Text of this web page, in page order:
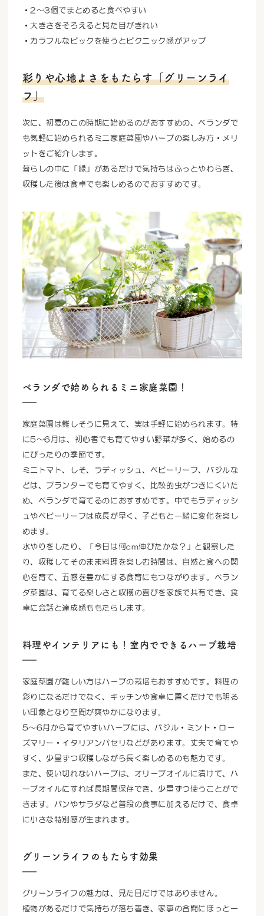
・2～3個でまとめると食べやすい
・大きさをそろえると見た目がきれい
・カラフルなピックを使うとピクニック感がアップ
彩りや心地よさをもたらす「グリーンライ
フ」
次に、初夏のこの時期に始めるのがおすすめの、ベランダで
も気軽に始められるミニ家庭菜園やハーブの楽しみ方・メリ
ットをご紹介します。
暮らしの中に「緑」があるだけで気持ちはふっとやわらぎ、
収穫した後は食卓でも楽しめるのでおすすめです。
ベランダで始められるミニ家庭菜園！
家庭菜園は難しそうに見えて、実は手軽に始められます。特
に5～6月は、初心者でも育てやすい野菜が多く、始めるの
にぴったりの季節です。
ミニトマト、しそ、ラディッシュ、ベビーリーフ、バジルな
どは、プランターでも育てやすく、比較的虫がつきにくいた
め、ベランダで育てるのにおすすめです。中でもラディッシ
ュやベビーリーフは成長が早く、子どもと一緒に変化を楽し
めます。
水やりをしたり、「今日は何cm伸びたかな？」と観察した
り、収穫してそのまま料理を楽しむ時間は、自然と食への関
心を育て、五感を豊かにする食育にもつながります。ベラン
ダ菜園は、育てる楽しさと収穫の喜びを家族で共有でき、食
卓に会話と達成感ももたらします。
料理やインテリアにも！室内でできるハーブ栽培
家庭菜園が難しい方はハーブの栽培もおすすめです。料理の
彩りになるだけでなく、キッチンや食卓に置くだけでも明る
い印象となり空間が爽やかになります。
5～6月から育てやすいハーブには、バジル・ミント・ロー
ズマリー・イタリアンパセリなどがあります。丈夫で育てや
すく、少量ずつ収穫しながら長く楽しめるのも魅力です。
また、使い切れないハーブは、オリーブオイルに漬けて、ハ
ーブオイルにすれば長期間保存でき、少量ずつ使うことがで
きます。パンやサラダなど普段の食事に加えるだけで、食卓
に小さな特別感が生まれます。
グリーンライフのもたらす効果
グリーンライフの魅力は、見た目だけではありません。
植物があるだけで気持ちが落ち着き、家事の合間にほっと一